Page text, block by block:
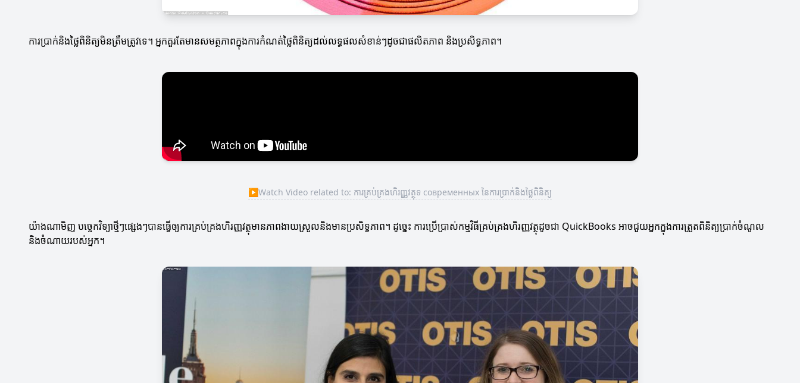
ការប្រាក់និងថ្លៃពិនិត្យមិនត្រឹមត្រូវទេ។ អ្នកគួរតែមានសមត្ថភាពក្នុងការកំណត់ថ្លៃពិនិត្យដល់លទ្ធផលសំខាន់ៗដូចជាផលិតភាព និងប្រសិទ្ធភាព។
▶Watch Video related to: ការគ្រប់គ្រងហិរញ្ញវត្ថុទ современных នៃការប្រាក់និងថ្លៃពិនិត្យ
យ៉ាងណាមិញ បច្ចេកវិទ្យាថ្មីៗផ្សេងៗបានធ្វើឲ្យការគ្រប់គ្រងហិរញ្ញវត្ថុមានភាពងាយស្រួលនិងមានប្រសិទ្ធភាព។ ដូច្នេះ ការប្រើប្រាស់កម្មវិធីគ្រប់គ្រងហិរញ្ញវត្ថុដូចជា QuickBooks អាចជួយអ្នកក្នុងការត្រួតពិនិត្យប្រាក់ចំណូល
និងចំណាយរបស់អ្នក។